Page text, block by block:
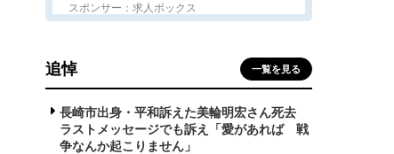
スポンサー：求人ボックス
追悼 一覧を見る
長崎市出身・平和訴えた美輪明宏さん死去
ラストメッセージでも訴え「愛があれば 戦
争なんか起こりません」